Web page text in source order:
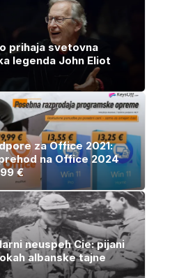
prihaja svetovna
legenda John Eliot
za Office 2021:
na Office 2024
€
neuspeh Cie: pijani
albanske tajne